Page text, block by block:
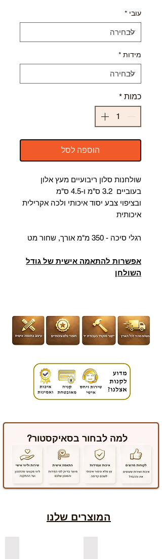
עובי *
מידות *
כמות *
הוספה לסל
שולחנות סלון ריבועיים מעץ אלון
בעוביים 3.2 ס"מ ו-4.5 ס"מ
ובציפוי צבע יסוד איכותי ולכה אקרילית
איכותית
רגלי סיכה - 350 מ"מ אורך, שחור מט
אפשרות להתאמה אישית של גודל
השולחן
למה לבחור בסאיקסטור?
המוצרים שלנו